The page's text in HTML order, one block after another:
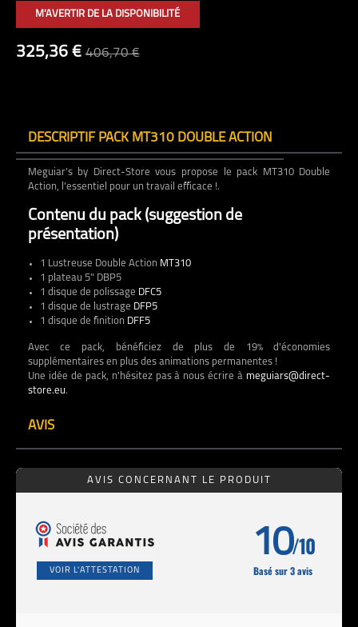
(3 avis)
M'AVERTIR DE LA DISPONIBILITÉ
325,36 €406,70 €
DESCRIPTIF PACK MT310 DOUBLE ACTION
Meguiar’s by Direct-Store vous propose le pack MT310 Double
Action, l'essentiel pour un travail efficace !.
Contenu du pack (suggestion de
présentation)
1 Lustreuse Double Action MT310
1 plateau 5" DBP5
1 disque de polissage DFC5
1 disque de lustrage DFP5
1 disque de finition DFF5
Avec ce pack, bénéficiez de plus de 19% d'économies
supplémentaires en plus des animations permanentes !
Une idée de pack, n'hésitez pas à nous écrire à meguiars@direct-
store.eu.
AVIS
AVIS CONCERNANT LE PRODUIT
VOIR L'ATTESTATION
10/10
Basé sur 3 avis